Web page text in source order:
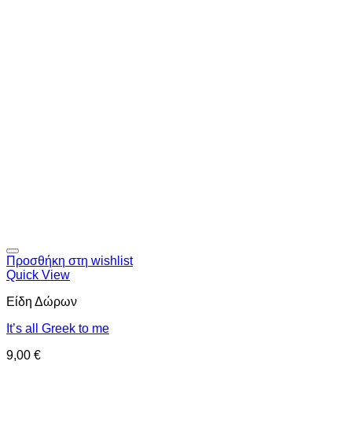
Προσθήκη στη wishlist
Quick View
Είδη Δώρων
It’s all Greek to me
9,00 €